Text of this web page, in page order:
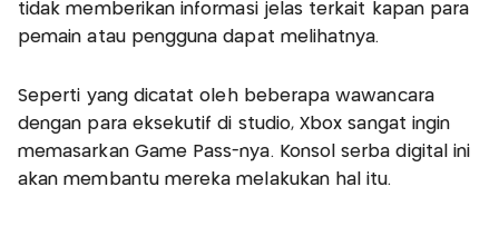
tidak memberikan informasi jelas terkait kapan para
pemain atau pengguna dapat melihatnya.
Seperti yang dicatat oleh beberapa wawancara
dengan para eksekutif di studio, Xbox sangat ingin
memasarkan Game Pass-nya. Konsol serba digital ini
akan membantu mereka melakukan hal itu.